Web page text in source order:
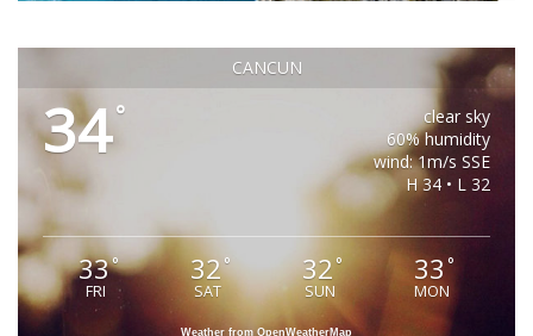
CANCUN
34°
clear sky
60% humidity
wind: 1m/s SSE
H 34 • L 32
33°
FRI
32°
SAT
32°
SUN
33°
MON
Weather from OpenWeatherMap